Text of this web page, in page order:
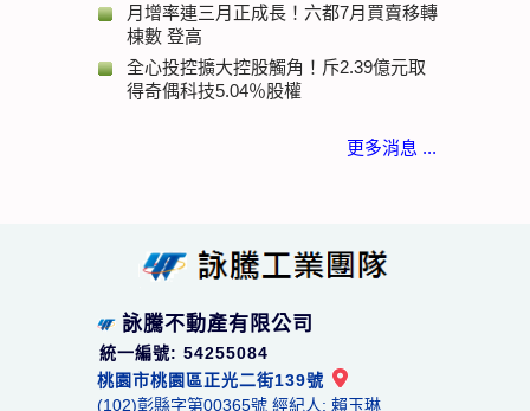
月增率連三月正成長！六都7月買賣移轉
棟數 登高
全心投控擴大控股觸角！斥2.39億元取
得奇偶科技5.04％股權
更多消息 ...
詠騰不動產有限公司
統一編號: 54255084
桃園市桃園區正光二街139號
(102)彰縣字第00365號 經紀人: 賴玉琳